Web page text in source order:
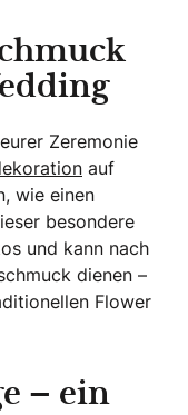
Zeremonie
auf
wie einen
besondere
und kann nach
dienen –
Flower
– ein